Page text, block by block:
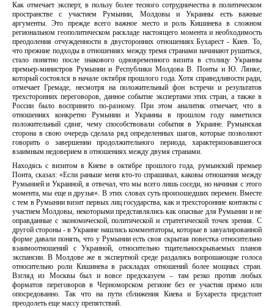
Как отмечает эксперт, в пользу более тесного сотрудничества в политическом
пространстве с участием Румынии, Молдовы и Украины есть важные
аргументы. Это прежде всего важное место и роль Кишинева в сложном
региональном геополитическом раскладе настоящего момента и необходимость
преодоления отчужденности в двусторонних отношениях Бухарест - Киев. То,
что прежние подходы в отношениях между тремя странами начинают рушиться,
стало понятно после знакового одновременного визита в столицу Украины
премьер-министров Румынии и Республики Молдова В. Понты и Ю. Лянке,
который состоялся в начале октября прошлого года. Хотя справедливости ради,
отмечает Гремаде, несмотря на положительный фон встречи и результатов
трехсторонних переговоров, данное событие экспертами этих стран, а также в
России было воспринято по-разному. При этом аналитик отмечает, что в
отношениях конкретно Румынии и Украины в прошлом году наметился
положительный сдвиг, чему способствовали события в Украине. Румынская
сторона в свою очередь сделала ряд определенных шагов, которые позволяют
говорить о завершении продолжительного периода, характеризовавшегося
взаимным недоверием в отношениях между двумя странами.
Находясь с визитом в Киеве в октябре прошлого года, румынский премьер
Понта, сказал: «Если раньше меня кто-то спрашивал, каковы отношения между
Румынией и Украиной, я отвечал, что мы всего лишь соседи, но начиная с этого
момента, мы еще и друзья». В этих словах суть произошедших перемен. Вместе
с тем в Румынии визит первых лиц государства, как и трехсторонние контакты с
участием Молдовы, некоторыми представлялись как опасные для Румынии и не
оправданные с экономической, политической и стратегической точек зрения. С
другой стороны - в Украине нашлись комментаторы, которые в завуалированной
форме давали понять, что у Румынии есть своя скрытая повестка относительно
взаимоотношений с Украиной, относительно тщательноскрываемых планов
экспансии. В Молдове же в экспертной среде раздались вопрошающие голоса
относительно роли Кишинева в раскладах отношений более мощных стран.
Взгляд из Москвы был и вовсе предсказуем – там резко против любых
форматов переговоров в Черноморском регионе без ее участия прямо или
опосредованно. Так что на пути сближения Киева и Бухареста предстоит
преодолеть еще массу препятствий.